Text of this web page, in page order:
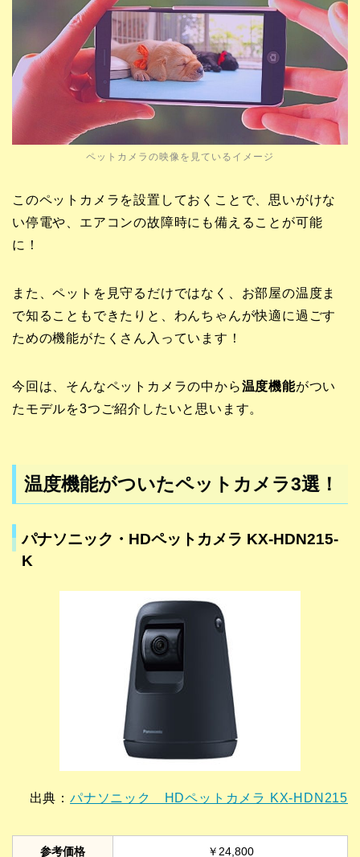
ペットカメラの映像を見ているイメージ
このペットカメラを設置しておくことで、思いがけな
い停電や、エアコンの故障時にも備えることが可能
に！
また、ペットを見守るだけではなく、お部屋の温度ま
で知ることもできたりと、わんちゃんが快適に過ごす
ための機能がたくさん入っています！
今回は、そんなペットカメラの中から温度機能がつい
たモデルを3つご紹介したいと思います。
温度機能がついたペットカメラ3選！
パナソニック・HDペットカメラ KX-HDN215-
K
出典： パナソニック HDペットカメラ KX-HDN215
参考価格 ￥24,800